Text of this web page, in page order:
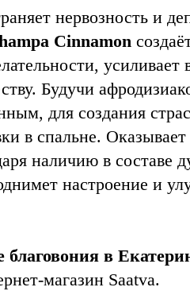
нервозность и
Cinnamon
усиливает
Будучи
для создания
в спальне.
наличию в составе
настроение и
в
магазин Saatva.